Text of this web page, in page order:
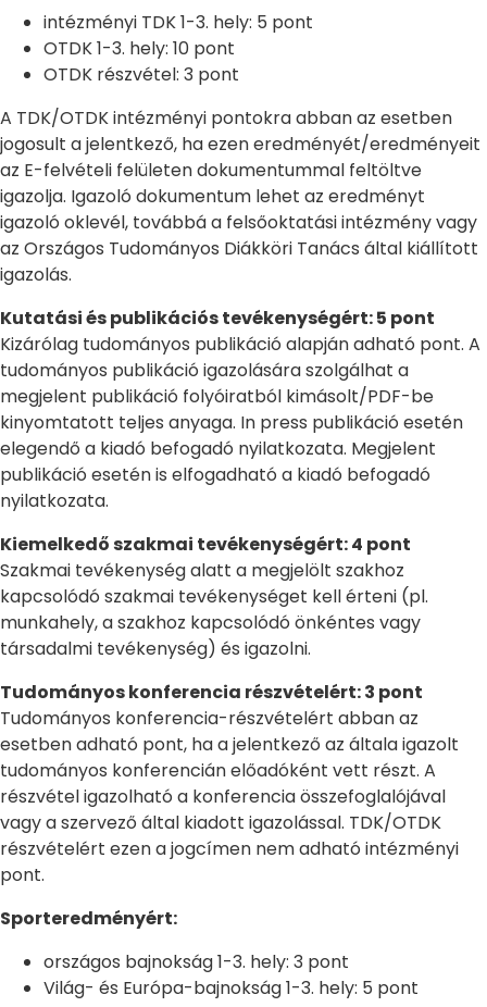
intézményi TDK 1-3. hely: 5 pont
OTDK 1-3. hely: 10 pont
OTDK részvétel: 3 pont
A TDK/OTDK intézményi pontokra abban az esetben
jogosult a jelentkező, ha ezen eredményét/eredményeit
az E-felvételi felületen dokumentummal feltöltve
igazolja. Igazoló dokumentum lehet az eredményt
igazoló oklevél, továbbá a felsőoktatási intézmény vagy
az Országos Tudományos Diákköri Tanács által kiállított
igazolás.
Kutatási és publikációs tevékenységért: 5 pont
Kizárólag tudományos publikáció alapján adható pont. A
tudományos publikáció igazolására szolgálhat a
megjelent publikáció folyóiratból kimásolt/PDF-be
kinyomtatott teljes anyaga. In press publikáció esetén
elegendő a kiadó befogadó nyilatkozata. Megjelent
publikáció esetén is elfogadható a kiadó befogadó
nyilatkozata.
Kiemelkedő szakmai tevékenységért: 4 pont
Szakmai tevékenység alatt a megjelölt szakhoz
kapcsolódó szakmai tevékenységet kell érteni (pl.
munkahely, a szakhoz kapcsolódó önkéntes vagy
társadalmi tevékenység) és igazolni.
Tudományos konferencia részvételért: 3 pont
Tudományos konferencia-részvételért abban az
esetben adható pont, ha a jelentkező az általa igazolt
tudományos konferencián előadóként vett részt. A
részvétel igazolható a konferencia összefoglalójával
vagy a szervező által kiadott igazolással. TDK/OTDK
részvételért ezen a jogcímen nem adható intézményi
pont.
Sporteredményért:
országos bajnokság 1-3. hely: 3 pont
Világ- és Európa-bajnokság 1-3. hely: 5 pont